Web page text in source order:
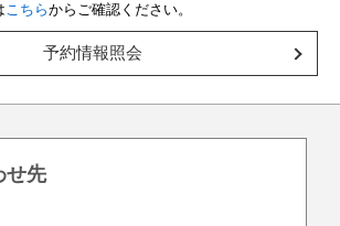
こちらからご確認ください。
予約情報照会
せ先